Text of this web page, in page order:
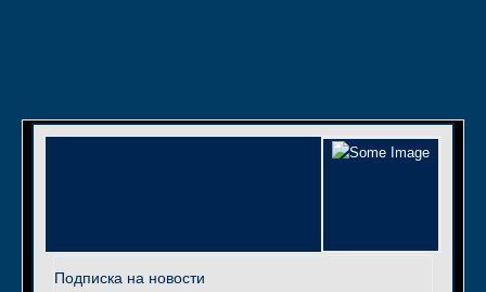
Подписка на новости